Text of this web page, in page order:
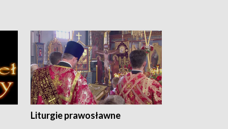
Liturgie prawosławne